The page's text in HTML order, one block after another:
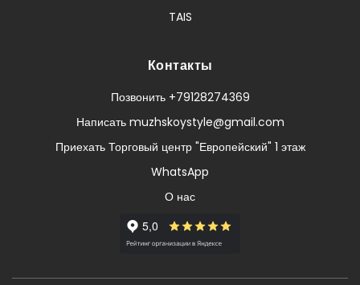
TAIS
Контакты
Позвонить +79128274369
Написать muzhskoystyle@gmail.com
Приехать Торговый центр "Европейский" 1 этаж
WhatsApp
О нас